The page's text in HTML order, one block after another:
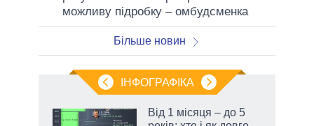
можливу підробку – омбудсменка
Більше новин
ІНФОГРАФІКА
Від 1 місяця – до 5